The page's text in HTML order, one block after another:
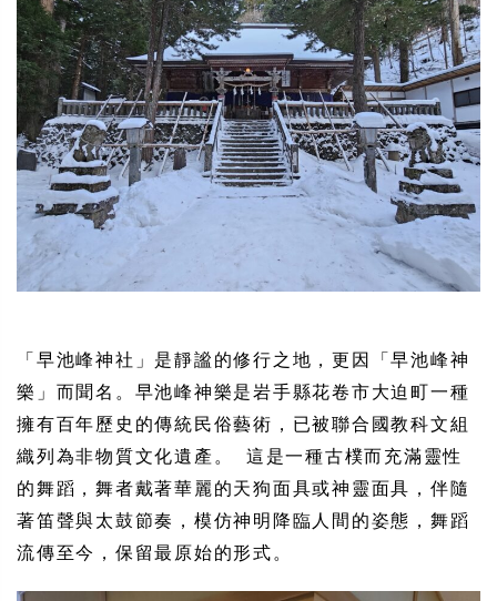
「早池峰神社」是靜謐的修行之地，更因「早池峰神
樂」而聞名。早池峰神樂是岩手縣花卷市大迫町一種
擁有百年歷史的傳統民俗藝術，已被聯合國教科文組
織列為非物質文化遺產。 這是一種古樸而充滿靈性
的舞蹈，舞者戴著華麗的天狗面具或神靈面具，伴隨
著笛聲與太鼓節奏，模仿神明降臨人間的姿態，舞蹈
流傳至今，保留最原始的形式。